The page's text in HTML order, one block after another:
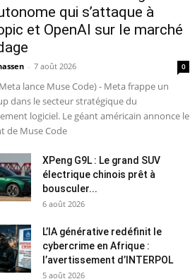
qui s’attaque à
et OpenAI sur le marché
- 7 août 2026 0
lance Muse Code) - Meta frappe un
dans le secteur stratégique du
logiciel. Le géant américain annonce le
de Muse Code
XPeng G9L : Le grand SUV
électrique chinois prêt à
bousculer...
6 août 2026
L’IA générative redéfinit le
cybercrime en Afrique :
l’avertissement d’INTERPOL
5 août 2026